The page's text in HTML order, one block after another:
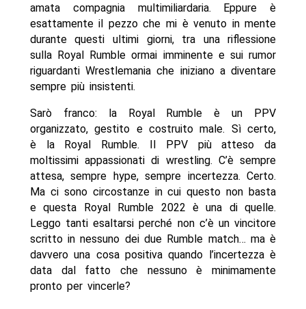
amata compagnia multimiliardaria. Eppure è
esattamente il pezzo che mi è venuto in mente
durante questi ultimi giorni, tra una riflessione
sulla Royal Rumble ormai imminente e sui rumor
riguardanti Wrestlemania che iniziano a diventare
sempre più insistenti.
Sarò franco: la Royal Rumble è un PPV
organizzato, gestito e costruito male. Sì certo,
è la Royal Rumble. Il PPV più atteso da
moltissimi appassionati di wrestling. C’è sempre
attesa, sempre hype, sempre incertezza. Certo.
Ma ci sono circostanze in cui questo non basta
e questa Royal Rumble 2022 è una di quelle.
Leggo tanti esaltarsi perché non c’è un vincitore
scritto in nessuno dei due Rumble match… ma è
davvero una cosa positiva quando l’incertezza è
data dal fatto che nessuno è minimamente
pronto per vincerle?